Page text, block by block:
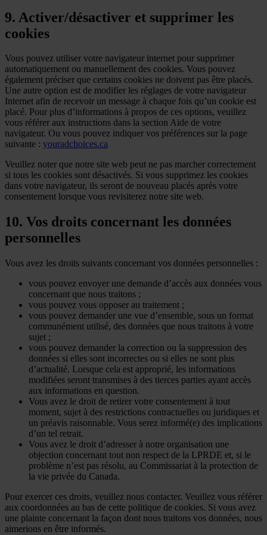
9. Activer/désactiver et supprimer les
cookies
Vous pouvez utiliser votre navigateur internet pour supprimer
automatiquement ou manuellement des cookies. Vous pouvez
également préciser que certains cookies ne doivent pas être placés.
Une autre option est de modifier les réglages de votre navigateur
Internet afin de recevoir un message à chaque fois qu’un cookie est
placé. Pour plus d’informations à propos de ces options, veuillez
vous référer aux instructions dans la section Aide de votre
navigateur. Ou vous pouvez indiquer vos préférences sur la page
suivante : youradchoices.ca
Veuillez noter que notre site web peut ne pas marcher correctement
si tous les cookies sont désactivés. Si vous supprimez les cookies
dans votre navigateur, ils seront de nouveau placés après votre
consentement lorsque vous revisiterez notre site web.
10. Vos droits concernant les données
personnelles
Vous avez les droits suivants concernant vos données personnelles :
vous pouvez envoyer une demande d’accès aux données vous
concernant que nous traitons ;
vous pouvez vous opposer au traitement ;
vous pouvez demander une vue d’ensemble, sous un format
communément utilisé, des données que nous traitons à votre
sujet ;
vous pouvez demander la correction ou la suppression des
données si elles sont incorrectes ou si elles ne sont plus
d’actualité. Lorsque cela est approprié, les informations
modifiées seront transmises à des tierces parties ayant accès
aux informations en question.
Vous avez le droit de retirer votre consentement à tout
moment, sujet à des restrictions contractuelles ou juridiques et
un préavis raisonnable. Vous serez informé(e) des implications
d’un tel retrait.
Vous avez le droit d’adresser à notre organisation une
objection concernant tout non respect de la LPRDE et, si le
problème n’est pas résolu, au Commissariat à la protection de
la vie privée du Canada.
Pour exercer ces droits, veuillez nous contacter. Veuillez vous référer
aux coordonnées au bas de cette politique de cookies. Si vous avez
une plainte concernant la façon dont nous traitons vos données, nous
aimerions en être informés.